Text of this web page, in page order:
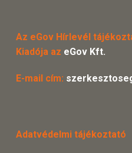
Az eGov Hírlevél
Kiadója az eGov Kft.
E-mail cím:
Adatvédelmi tájékoztató